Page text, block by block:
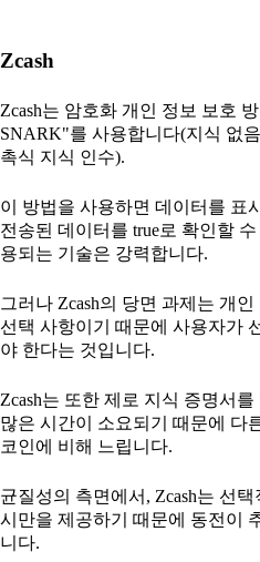
Zcash
Zcash는 암호화 개인 정보 보호
SNARK"를 사용합니다(지식 없음
촉식 지식 인수).
이 방법을 사용하면 데이터를 표
전송된 데이터를 true로 확인할
용되는 기술은 강력합니다.
그러나 Zcash의 당면 과제는 개
선택 사항이기 때문에 사용자가
야 한다는 것입니다.
Zcash는 또한 제로 지식 증명서를
많은 시간이 소요되기 때문에 다
코인에 비해 느립니다.
균질성의 측면에서, Zcash는 선택
시만을 제공하기 때문에 동전이
니다.